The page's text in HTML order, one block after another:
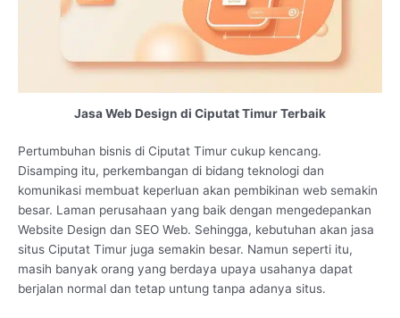
Jasa Web Design di Ciputat Timur Terbaik
Pertumbuhan bisnis di Ciputat Timur cukup kencang.
Disamping itu, perkembangan di bidang teknologi dan
komunikasi membuat keperluan akan pembikinan web semakin
besar. Laman perusahaan yang baik dengan mengedepankan
Website Design dan SEO Web. Sehingga, kebutuhan akan jasa
situs Ciputat Timur juga semakin besar. Namun seperti itu,
masih banyak orang yang berdaya upaya usahanya dapat
berjalan normal dan tetap untung tanpa adanya situs.